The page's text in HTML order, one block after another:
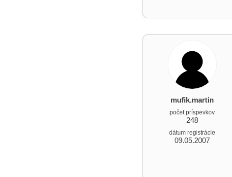
mufik.martin
počet príspevkov
248
dátum registrácie
09.05.2007